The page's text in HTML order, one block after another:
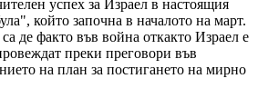
успех за Израел в настоящия
който започна в началото на март.
де факто във война откакто Израел е
преки преговори във
на план за постигането на мирно